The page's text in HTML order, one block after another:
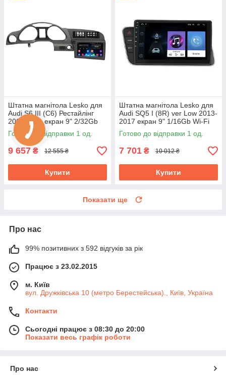
Штатна магнітола Lesko для
Audi S6 III (C6) Рестайлінг
2008-2011 екран 9" 2/32Gb
Wi-Fi GPS Base
Готово до відправки 1 од.
9 657 ₴ 12 555 ₴
Купити
Штатна магнітола Lesko для
Audi SQ5 I (8R) ver Low 2013-
2017 екран 9" 1/16Gb Wi-Fi
GPS Base
Готово до відправки 1 од.
7 701 ₴ 10 012 ₴
Купити
Показати ще
Про нас
99% позитивних з 592 відгуків за рік
Працює з 23.02.2015
м. Київ
вул. Дружківська 10 (метро Берестейська)., Київ, Україна
Контакти
Сьогодні працює з 08:30 до 20:00
Показати весь графік роботи
Про нас